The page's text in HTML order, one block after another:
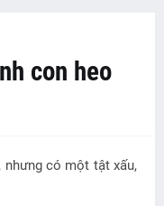
con heo
nhưng có một tật xấu,